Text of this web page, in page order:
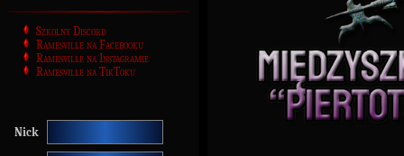
Szkolny Discord
Ramesville na Facebooku
Ramesville na Instagramie
Ramesville na TikToku
Nick